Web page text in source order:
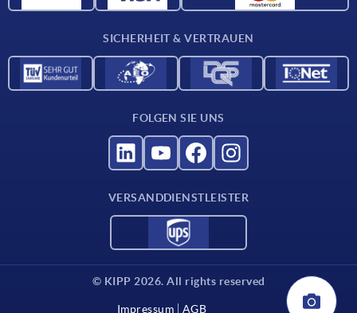
SICHERHEIT & VERTRAUEN
FOLGEN SIE UNS
VERSANDDIENSTLEISTER
© KIPP 2026. All rights reserved
Impressum AGB